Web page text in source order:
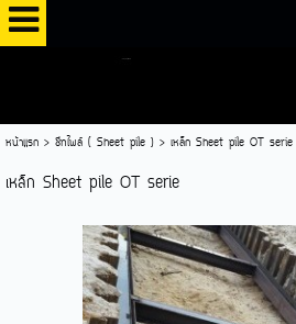
หน้าแรก> ชีทไพล์ ( Sheet pile )> เหล็ก Sheet pile OT serie
เหล็ก Sheet pile OT serie